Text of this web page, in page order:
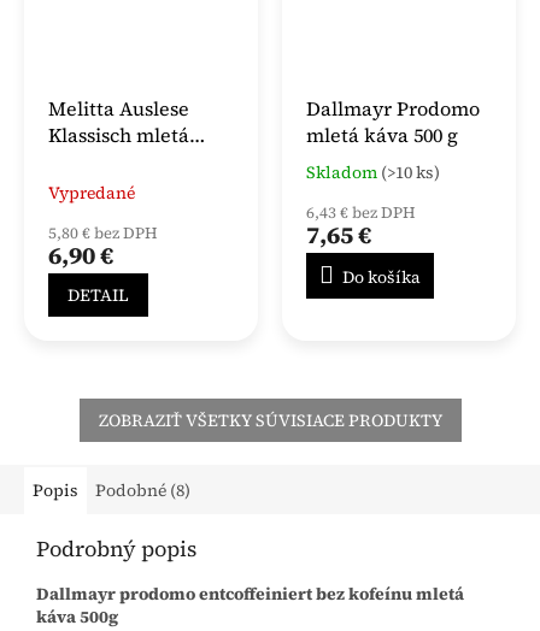
Melitta Auslese
Klassisch mletá
Vypredané
5,80 € bez DPH
6,90 €
DETAIL
Dallmayr Prodomo
mletá káva 500 g
Priemerné
produktu
je
5,0
Skladom (>10 ks)
6,43 € bez DPH
7,65 €
Do košíka
ZOBRAZIŤ VŠETKY SÚVISIACE PRODUKTY
Popis Podobné (8)
Podrobný popis
Dallmayr prodomo entcoffeiniert bez kofeínu mletá
káva 500g